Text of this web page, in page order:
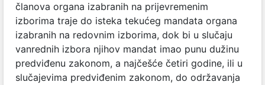
članova organa izabranih na prijevremenim
izborima traje do isteka tekućeg mandata organa
izabranih na redovnim izborima, dok bi u slučaju
vanrednih izbora njihov mandat imao punu dužinu
predviđenu zakonom, a najčešće četiri godine, ili u
slučajevima predviđenim zakonom, do održavanja